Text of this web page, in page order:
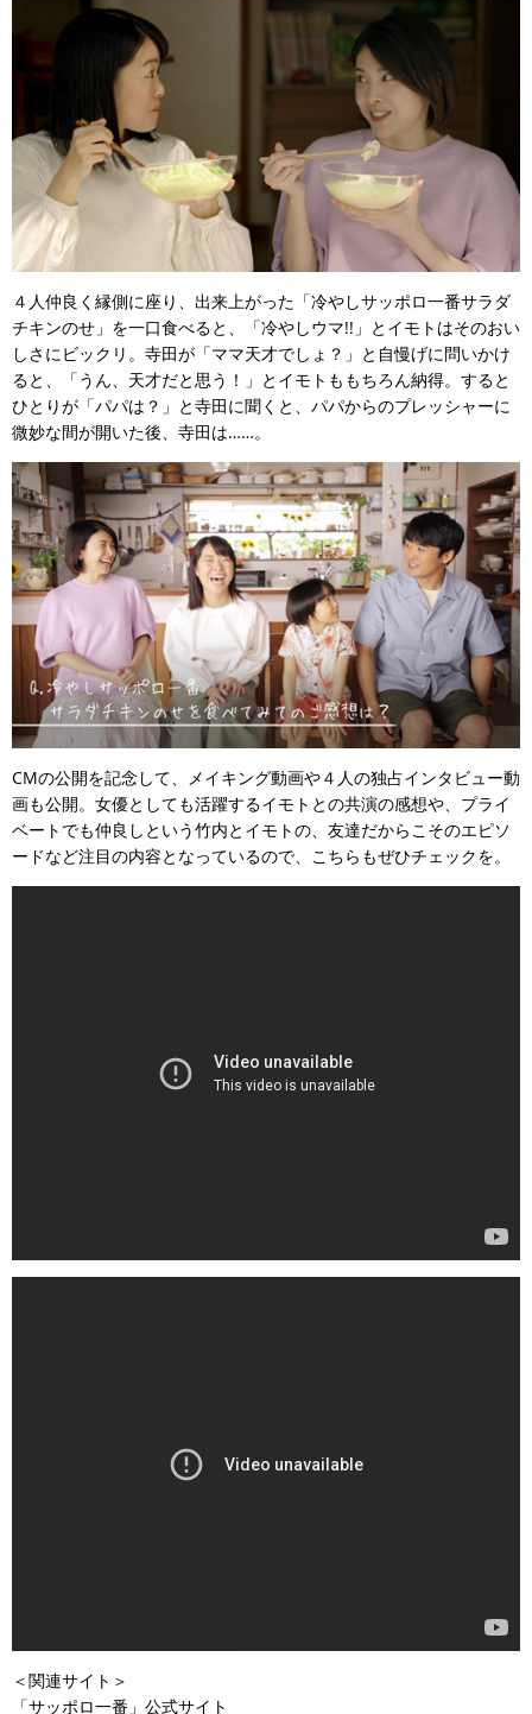
４人仲良く縁側に座り、出来上がった「冷やしサッポロ一番サラダ
チキンのせ」を一口食べると、「冷やしウマ!!」とイモトはそのおい
しさにビックリ。寺田が「ママ天才でしょ？」と自慢げに問いかけ
ると、「うん、天才だと思う！」とイモトももちろん納得。すると
ひとりが「パパは？」と寺田に聞くと、パパからのプレッシャーに
微妙な間が開いた後、寺田は……。
CMの公開を記念して、メイキング動画や４人の独占インタビュー動
画も公開。女優としても活躍するイモトとの共演の感想や、プライ
ベートでも仲良しという竹内とイモトの、友達だからこそのエピソ
ードなど注目の内容となっているので、こちらもぜひチェックを。
＜関連サイト＞
「サッポロ一番」公式サイト